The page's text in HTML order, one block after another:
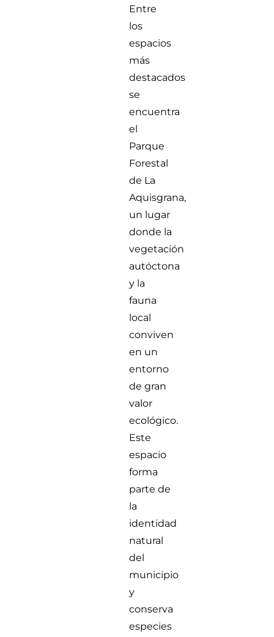
Entre
los
espacios
más
destacados
se
encuentra
el
Parque
Forestal
de La
Aquisgrana,
un lugar
donde la
vegetación
autóctona
y la
fauna
local
conviven
en un
entorno
de gran
valor
ecológico.
Este
espacio
forma
parte de
la
identidad
natural
del
municipio
y
conserva
especies